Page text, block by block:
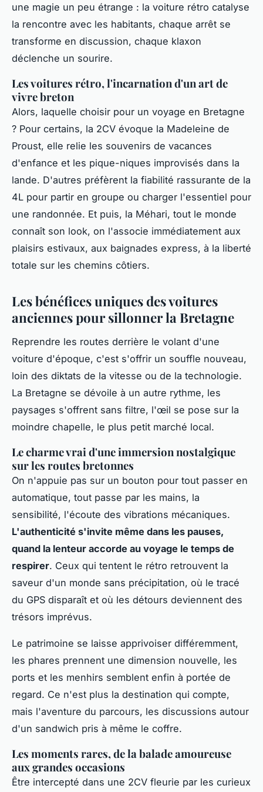
une magie un peu étrange : la voiture rétro catalyse
la rencontre avec les habitants, chaque arrêt se
transforme en discussion, chaque klaxon
déclenche un sourire.
Les voitures rétro, l'incarnation d'un art de
vivre breton
Alors, laquelle choisir pour un voyage en Bretagne
? Pour certains, la 2CV évoque la Madeleine de
Proust, elle relie les souvenirs de vacances
d'enfance et les pique-niques improvisés dans la
lande. D'autres préfèrent la fiabilité rassurante de la
4L pour partir en groupe ou charger l'essentiel pour
une randonnée. Et puis, la Méhari, tout le monde
connaît son look, on l'associe immédiatement aux
plaisirs estivaux, aux baignades express, à la liberté
totale sur les chemins côtiers.
Les bénéfices uniques des voitures
anciennes pour sillonner la Bretagne
Reprendre les routes derrière le volant d'une
voiture d'époque, c'est s'offrir un souffle nouveau,
loin des diktats de la vitesse ou de la technologie.
La Bretagne se dévoile à un autre rythme, les
paysages s'offrent sans filtre, l'œil se pose sur la
moindre chapelle, le plus petit marché local.
Le charme vrai d'une immersion nostalgique
sur les routes bretonnes
On n'appuie pas sur un bouton pour tout passer en
automatique, tout passe par les mains, la
sensibilité, l'écoute des vibrations mécaniques.
L'authenticité s'invite même dans les pauses,
quand la lenteur accorde au voyage le temps de
respirer. Ceux qui tentent le rétro retrouvent la
saveur d'un monde sans précipitation, où le tracé
du GPS disparaît et où les détours deviennent des
trésors imprévus.
Le patrimoine se laisse apprivoiser différemment,
les phares prennent une dimension nouvelle, les
ports et les menhirs semblent enfin à portée de
regard. Ce n'est plus la destination qui compte,
mais l'aventure du parcours, les discussions autour
d'un sandwich pris à même le coffre.
Les moments rares, de la balade amoureuse
aux grandes occasions
Être intercepté dans une 2CV fleurie par les curieux